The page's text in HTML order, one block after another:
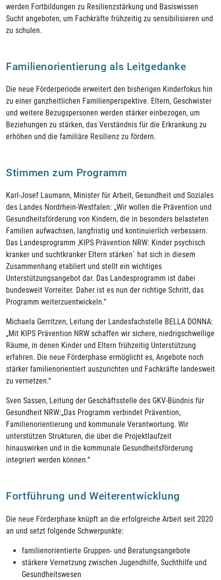
werden Fortbildungen zu Resilienzstärkung und Basiswissen
Sucht angeboten, um Fachkräfte frühzeitig zu sensibilisieren und
zu schulen.
Familienorientierung als Leitgedanke
Die neue Förderperiode erweitert den bisherigen Kinderfokus hin
zu einer ganzheitlichen Familienperspektive. Eltern, Geschwister
und weitere Bezugspersonen werden stärker einbezogen, um
Beziehungen zu stärken, das Verständnis für die Erkrankung zu
erhöhen und die familiäre Resilienz zu fördern.
Stimmen zum Programm
Karl-Josef Laumann, Minister für Arbeit, Gesundheit und Soziales
des Landes Nordrhein-Westfalen: „Wir wollen die Prävention und
Gesundheitsförderung von Kindern, die in besonders belasteten
Familien aufwachsen, langfristig und kontinuierlich verbessern.
Das Landesprogramm ‚KIPS Prävention NRW: Kinder psychisch
kranker und suchtkranker Eltern stärken` hat sich in diesem
Zusammenhang etabliert und stellt ein wichtiges
Unterstützungsangebot dar. Das Landesprogramm ist dabei
bundesweit Vorreiter. Daher ist es nun der richtige Schritt, das
Programm weiterzuentwickeln.“
Michaela Gerritzen, Leitung der Landesfachstelle BELLA DONNA:
„Mit KIPS Prävention NRW schaffen wir sichere, niedrigschwellige
Räume, in denen Kinder und Eltern frühzeitig Unterstützung
erfahren. Die neue Förderphase ermöglicht es, Angebote noch
stärker familienorientiert auszurichten und Fachkräfte landesweit
zu vernetzen.“
Sven Sassen, Leitung der Geschäftsstelle des GKV-Bündnis für
Gesundheit NRW:„Das Programm verbindet Prävention,
Familienorientierung und kommunale Verantwortung. Wir
unterstützen Strukturen, die über die Projektlaufzeit
hinauswirken und in die kommunale Gesundheitsförderung
integriert werden können.“
Fortführung und Weiterentwicklung
Die neue Förderphase knüpft an die erfolgreiche Arbeit seit 2020
an und setzt folgende Schwerpunkte:
familienorientierte Gruppen- und Beratungsangebote
stärkere Vernetzung zwischen Jugendhilfe, Suchthilfe und
Gesundheitswesen